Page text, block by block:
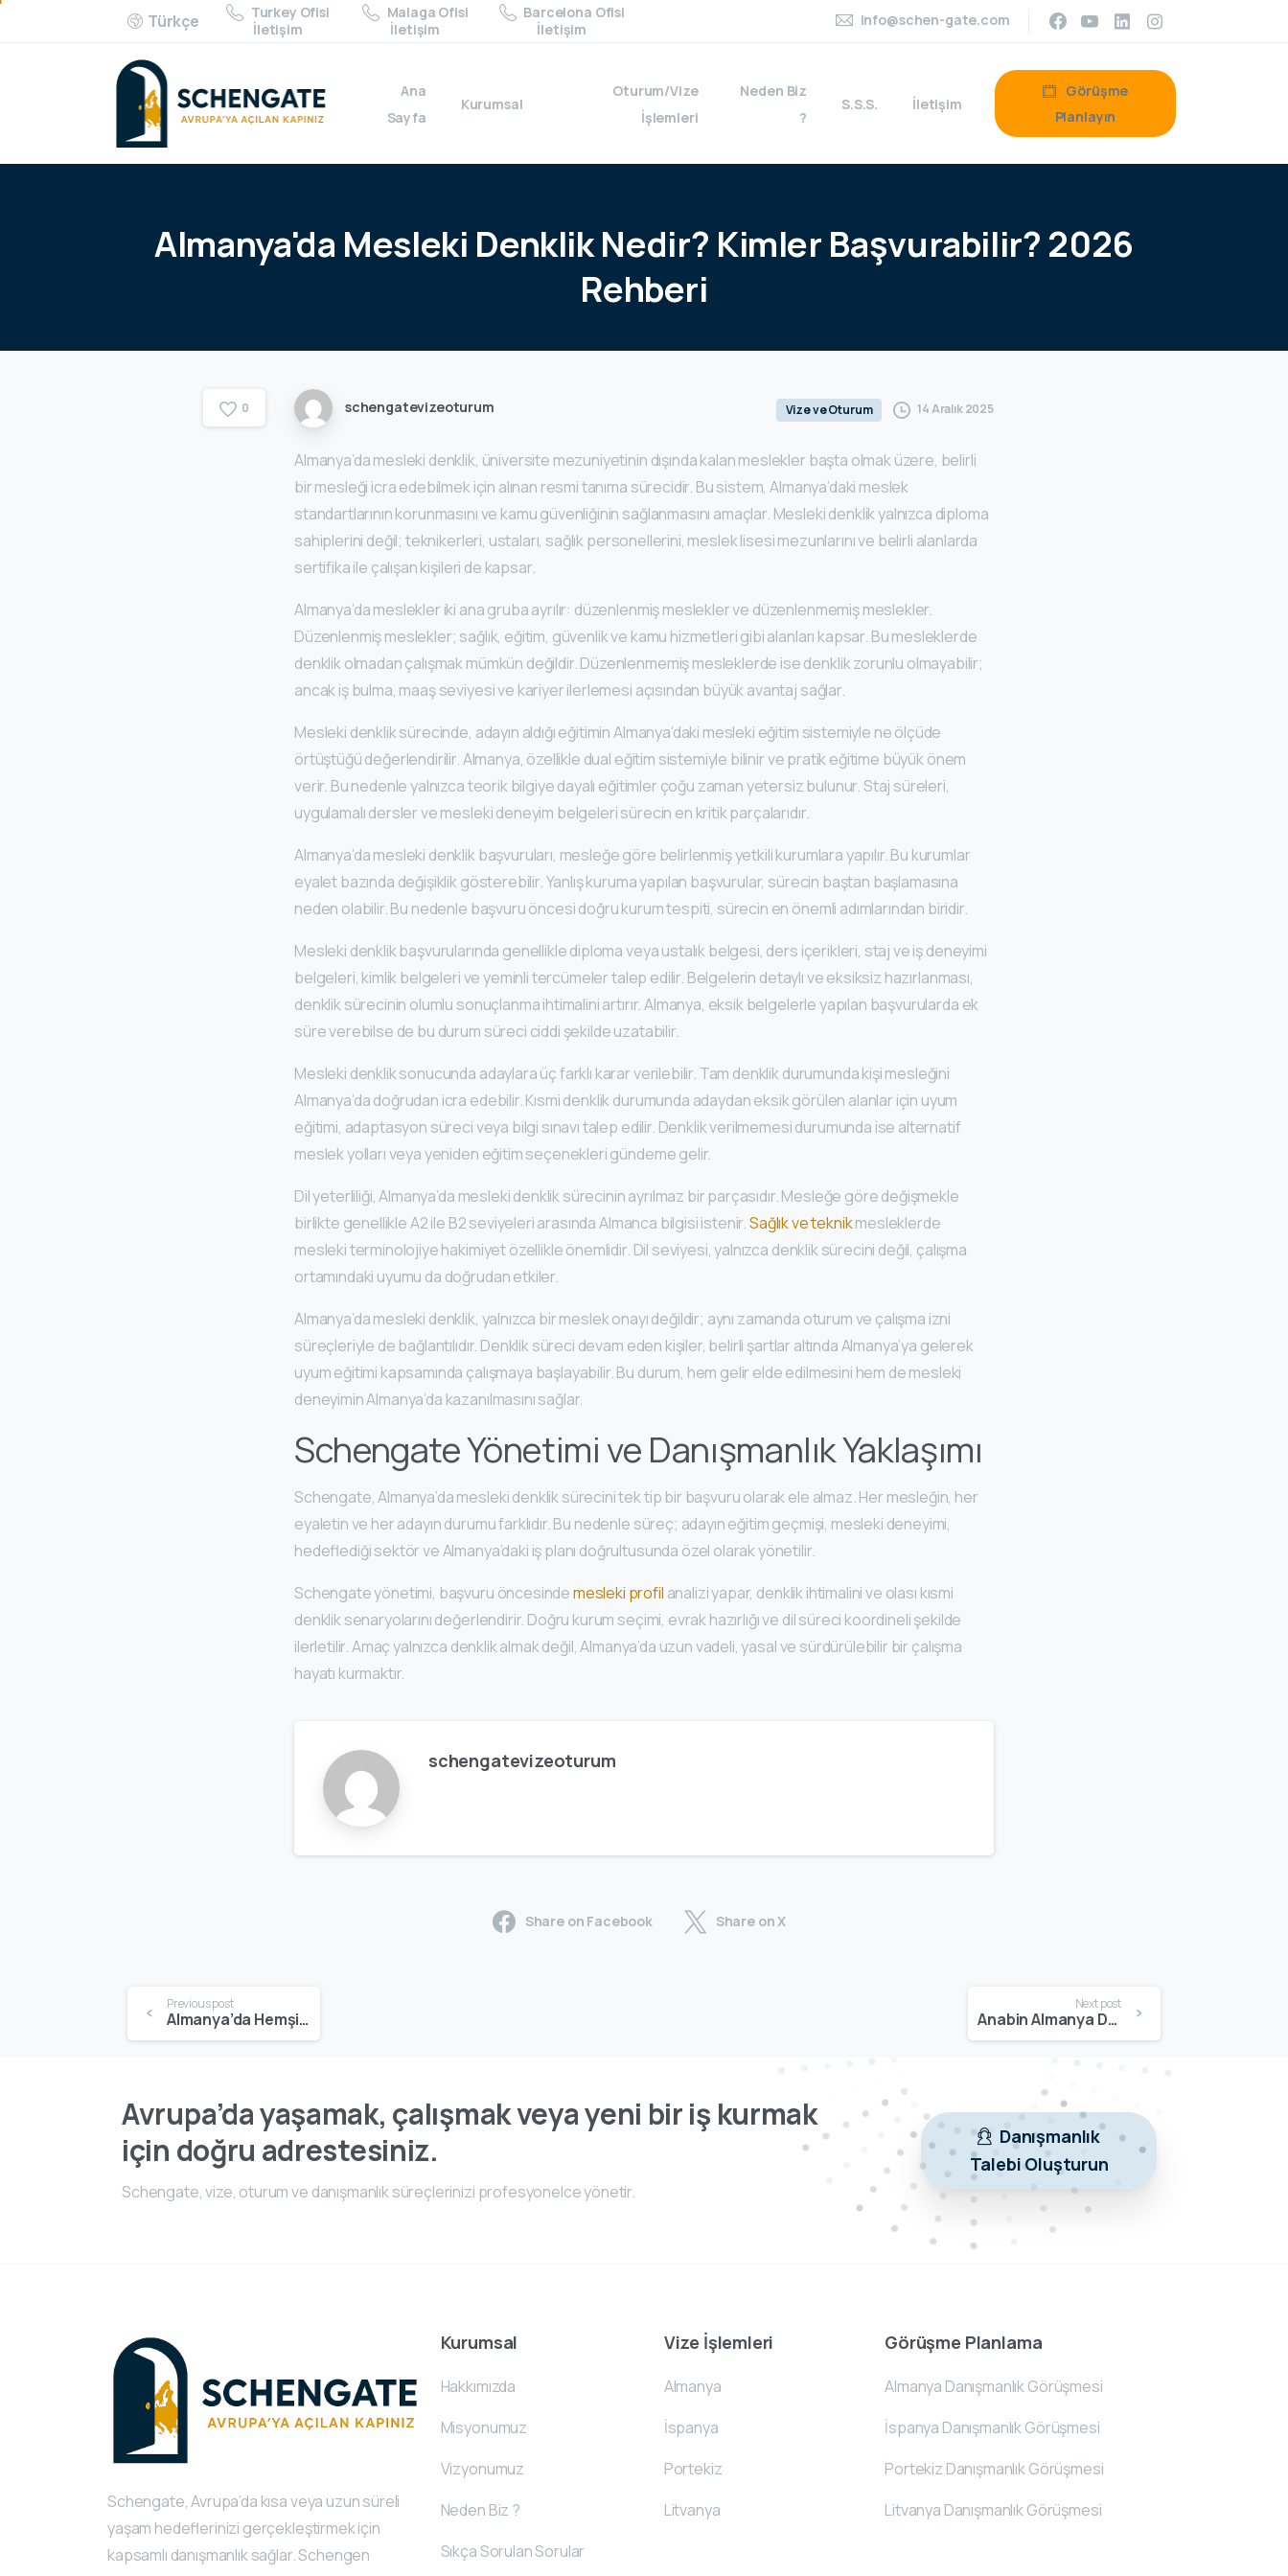
Türkçe
Turkey Ofisi
İletişim
Malaga Ofisi
İletişim
Barcelona Ofisi
İletişim
info@schen-gate.com
Ana
Sayfa
Kurumsal
Oturum/Vize
İşlemleri
Neden Biz
?
S.S.S. İletişim
Görüşme
Planlayın
Almanya'da Mesleki DenklikNedir? Kimler Başvurabilir? 2026
Rehberi
0 schengatevizeoturum Vize ve Oturum 14 Aralık 2025
Almanya’da mesleki denklik, üniversite mezuniyetinin dışında kalan meslekler başta olmak üzere, belirli
bir mesleği icra edebilmek için alınan resmi tanıma sürecidir. Bu sistem, Almanya’daki meslek
standartlarının korunmasını ve kamu güvenliğinin sağlanmasını amaçlar. Mesleki denklik yalnızca diploma
sahiplerini değil; teknikerleri, ustaları, sağlık personellerini, meslek lisesi mezunlarını ve belirli alanlarda
sertifika ile çalışan kişileri de kapsar.
Almanya’da meslekler iki ana gruba ayrılır: düzenlenmiş meslekler ve düzenlenmemiş meslekler.
Düzenlenmiş meslekler; sağlık, eğitim, güvenlik ve kamu hizmetleri gibi alanları kapsar. Bu mesleklerde
denklik olmadan çalışmak mümkün değildir. Düzenlenmemiş mesleklerde ise denklik zorunlu olmayabilir;
ancak iş bulma, maaş seviyesi ve kariyer ilerlemesi açısından büyük avantaj sağlar.
Mesleki denklik sürecinde, adayın aldığı eğitimin Almanya’daki mesleki eğitim sistemiyle ne ölçüde
örtüştüğü değerlendirilir. Almanya, özellikle dual eğitim sistemiyle bilinir ve pratik eğitime büyük önem
verir. Bu nedenle yalnızca teorik bilgiye dayalı eğitimler çoğu zaman yetersiz bulunur. Staj süreleri,
uygulamalı dersler ve mesleki deneyim belgeleri sürecin en kritik parçalarıdır.
Almanya’da mesleki denklik başvuruları, mesleğe göre belirlenmiş yetkili kurumlara yapılır. Bu kurumlar
eyalet bazında değişiklik gösterebilir. Yanlış kuruma yapılan başvurular, sürecin baştan başlamasına
neden olabilir. Bu nedenle başvuru öncesi doğru kurum tespiti, sürecin en önemli adımlarından biridir.
Mesleki denklik başvurularında genellikle diploma veya ustalık belgesi, ders içerikleri, staj ve iş deneyimi
belgeleri, kimlik belgeleri ve yeminli tercümeler talep edilir. Belgelerin detaylı ve eksiksiz hazırlanması,
denklik sürecinin olumlu sonuçlanma ihtimalini artırır. Almanya, eksik belgelerle yapılan başvurularda ek
süre verebilse de bu durum süreci ciddi şekilde uzatabilir.
Mesleki denklik sonucunda adaylara üç farklı karar verilebilir. Tam denklik durumunda kişi mesleğini
Almanya’da doğrudan icra edebilir. Kısmi denklik durumunda adaydan eksik görülen alanlar için uyum
eğitimi, adaptasyon süreci veya bilgi sınavı talep edilir. Denklik verilmemesi durumunda ise alternatif
meslek yolları veya yeniden eğitim seçenekleri gündeme gelir.
Dil yeterliliği, Almanya’da mesleki denklik sürecinin ayrılmaz bir parçasıdır. Mesleğe göre değişmekle
birlikte genellikle A2 ile B2 seviyeleri arasında Almanca bilgisi istenir.Sağlık ve teknikmesleklerde
mesleki terminolojiye hakimiyet özellikle önemlidir. Dil seviyesi, yalnızca denklik sürecini değil, çalışma
ortamındaki uyumu da doğrudan etkiler.
Almanya’da mesleki denklik, yalnızca bir meslek onayı değildir; aynı zamanda oturum ve çalışma izni
süreçleriyle de bağlantılıdır. Denklik süreci devam eden kişiler, belirli şartlar altında Almanya’ya gelerek
uyum eğitimi kapsamında çalışmaya başlayabilir. Bu durum, hem gelir elde edilmesini hem de mesleki
deneyimin Almanya’da kazanılmasını sağlar.
Schengate Yönetimi ve Danışmanlık Yaklaşımı
Schengate, Almanya’da mesleki denklik sürecini tek tip bir başvuru olarak ele almaz. Her mesleğin, her
eyaletin ve her adayın durumu farklıdır. Bu nedenle süreç; adayın eğitim geçmişi, mesleki deneyimi,
hedeflediği sektör ve Almanya’daki iş planı doğrultusunda özel olarak yönetilir.
Schengate yönetimi, başvuru öncesindemesleki profil analizi yapar, denklik ihtimalini ve olası kısmi
denklik senaryolarını değerlendirir. Doğru kurum seçimi, evrak hazırlığı ve dil süreci koordineli şekilde
ilerletilir. Amaç yalnızca denklik almak değil, Almanya’da uzun vadeli, yasal ve sürdürülebilir bir çalışma
hayatı kurmaktır.
schengatevizeoturum
Share on Facebook Share on X
Previous post
Almanya’da Hemşirelik Denkliği Nasıl Alınır? 2026 Güncel ve Detaylı Rehber
Next post
Anabin Almanya Denklik Sistemi Nedir? Üniversite ve Diploma Sorgulama Rehberi
Avrupa’da yaşamak, çalışmak veya yeni bir iş kurmak
için doğru adrestesiniz.
Schengate, vize, oturum ve danışmanlık süreçlerinizi profesyonelce yönetir.
Danışmanlık
Talebi Oluşturun
Schengate, Avrupa’da kısa veya uzun süreli
yaşam hedeflerinizi gerçekleştirmek için
kapsamlı danışmanlık sağlar. Schengen
Kurumsal
Hakkımızda
Misyonumuz
Vizyonumuz
Neden Biz ?
Sıkça Sorulan Sorular
Vize İşlemleri
Almanya
İspanya
Portekiz
Litvanya
Görüşme Planlama
Almanya Danışmanlık Görüşmesi
İspanya Danışmanlık Görüşmesi
Portekiz Danışmanlık Görüşmesi
Litvanya Danışmanlık Görüşmesi